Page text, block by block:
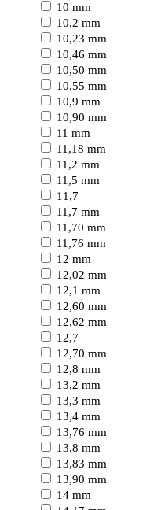
10 mm
10,2 mm
10,23 mm
10,46 mm
10,50 mm
10,55 mm
10,9 mm
10,90 mm
11 mm
11,18 mm
11,2 mm
11,5 mm
11,7
11,7 mm
11,70 mm
11,76 mm
12 mm
12,02 mm
12,1 mm
12,60 mm
12,62 mm
12,7
12,70 mm
12,8 mm
13,2 mm
13,3 mm
13,4 mm
13,76 mm
13,8 mm
13,83 mm
13,90 mm
14 mm